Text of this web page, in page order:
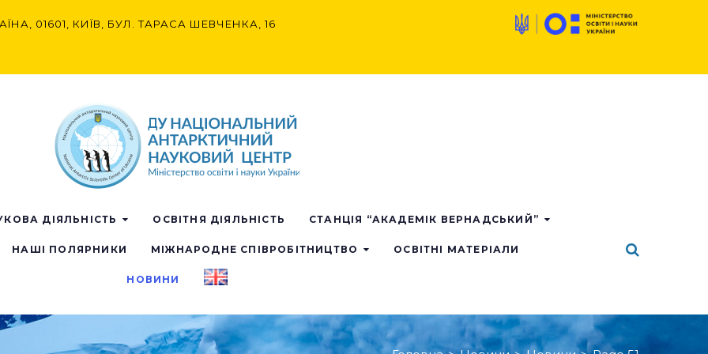
01601, КИЇВ, БУЛ. ТАРАСА ШЕВЧЕНКА, 16
ДІЯЛЬНІСТЬ ОСВІТНЯ ДІЯЛЬНІСТЬ СТАНЦІЯ “АКАДЕМІК ВЕРНАДСЬКИЙ”
НАШІ ПОЛЯРНИКИ МІЖНАРОДНЕ СПІВРОБІТНИЦТВО ОСВІТНІ МАТЕРІАЛИ
НОВИНИ